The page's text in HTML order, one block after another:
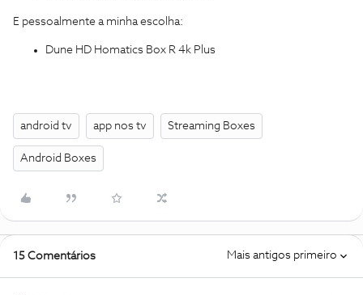
E pessoalmente a minha escolha:
Dune HD Homatics Box R 4k Plus
android tv app nos tv Streaming Boxes
Android Boxes
15 Comentários Mais antigos primeiro